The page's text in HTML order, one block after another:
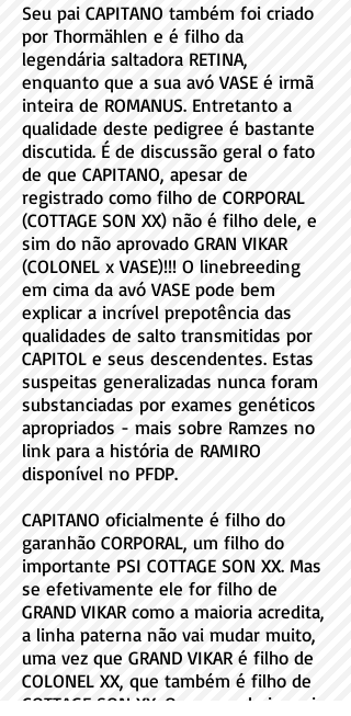
Seu pai CAPITANO também foi criado
por Thormählen e é filho da
legendária saltadora RETINA,
enquanto que a sua avó VASE é irmã
inteira de ROMANUS. Entretanto a
qualidade deste pedigree é bastante
discutida. É de discussão geral o fato
de que CAPITANO, apesar de
registrado como filho de CORPORAL
(COTTAGE SON XX) não é filho dele, e
sim do não aprovado GRAN VIKAR
(COLONEL x VASE)!!! O linebreeding
em cima da avó VASE pode bem
explicar a incrível prepotência das
qualidades de salto transmitidas por
CAPITOL e seus descendentes. Estas
suspeitas generalizadas nunca foram
substanciadas por exames genéticos
apropriados - mais sobre Ramzes no
link para a história de RAMIRO
disponível no PFDP.
CAPITANO oficialmente é filho do
garanhão CORPORAL, um filho do
importante PSI COTTAGE SON XX. Mas
se efetivamente ele for filho de
GRAND VIKAR como a maioria acredita,
a linha paterna não vai mudar muito,
uma vez que GRAND VIKAR é filho de
COLONEL XX, que também é filho de
COTTAGE SON XX. O que mudaria seria